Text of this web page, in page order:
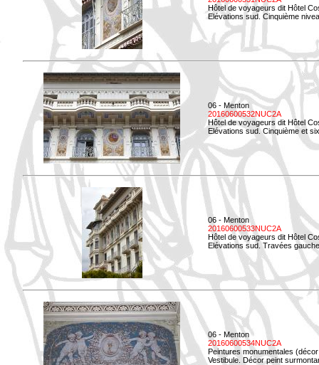
Hôtel de voyageurs dit Hôtel
Elévations sud. Cinquième
06 - Menton
20160600532NUC2A
Hôtel de voyageurs dit Hôtel
Elévations sud. Cinquième et
06 - Menton
20160600533NUC2A
Hôtel de voyageurs dit Hôtel
Elévations sud. Travées
06 - Menton
20160600534NUC2A
Peintures monumentales
Vestibule. Décor peint